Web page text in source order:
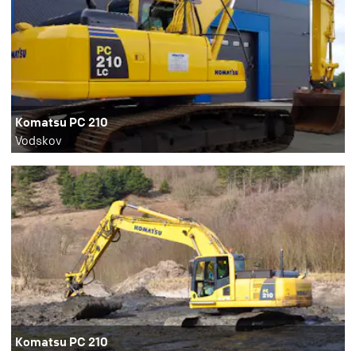
Komatsu PC 210
Vodskov
Komatsu PC 210